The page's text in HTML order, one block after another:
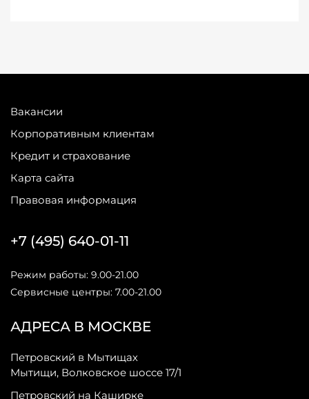
Вакансии
Корпоративным клиентам
Кредит и страхование
Карта сайта
Правовая информация
АДРЕСА В МОСКВЕ
Петровский в Мытищах
Мытищи, Волковское шоссе 17/1
Петровский на Каширке
+7 (495) 640-01-11
Режим работы: 9.00-21.00
Сервисные центры: 7.00-21.00